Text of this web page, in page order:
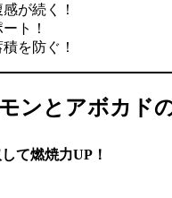
が続く！
ト！
を防ぐ！
ンとアボカド
て燃焼力UP！